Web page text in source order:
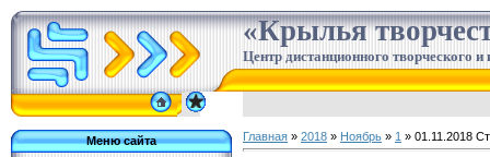
«Крылья
Центр дистанционного творческого и
Меню сайта
Главная » 2018 » Ноябрь » 1 » 01.11.2018